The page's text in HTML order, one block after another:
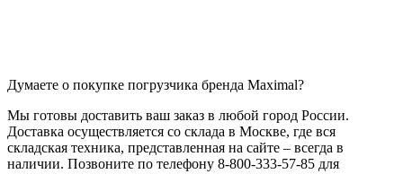
Думаете о покупке погрузчика бренда Maximal?
Мы готовы доставить ваш заказ в любой город России.
Доставка осуществляется со склада в Москве, где вся
складская техника, представленная на сайте – всегда в
наличии. Позвоните по телефону 8-800-333-57-85 для